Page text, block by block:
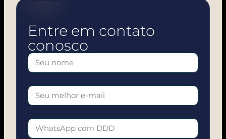
Entre em contato
conosco